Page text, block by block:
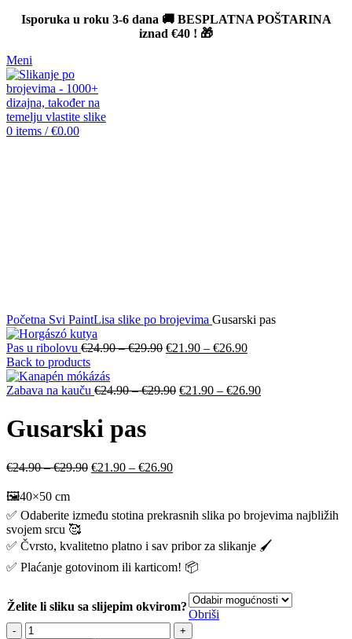
Isporuka u roku 3-6 dana 🚚 BESPLATNA POŠTARINA
iznad €40 ! 🎁
Meni
0 items / €0.00
Početna Svi PaintLisa slike po brojevima Gusarski pas
Pas u ribolovu €24.90–€29.90 €21.90 – €26.90
Back to products
Zabava na kauču €24.90–€29.90 €21.90 – €26.90
Gusarski pas
€24.90–€29.90 €21.90 – €26.90
🖼️40×50 cm
✅ Odaberite između stotina prekrasnih slika po brojevima najbližih
svojem srcu 🥰
✅ Čvrsto, kvalitetno platno i sav pribor za slikanje 🖌️
✅ Plaćanje gotovinom ili karticom! 📦
Želite li sliku sa slijepim okvirom?
Obriši